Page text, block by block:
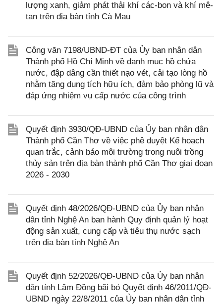
lượng xanh, giảm phát thải khí các-bon và khí mê-
tan trên địa bàn tỉnh Cà Mau
Công văn 7198/UBND-ĐT của Ủy ban nhân dân
Thành phố Hồ Chí Minh về danh mục hồ chứa
nước, đập dâng cần thiết nạo vét, cải tạo lòng hồ
nhằm tăng dung tích hữu ích, đảm bảo phòng lũ và
đáp ứng nhiệm vụ cấp nước của công trình
Quyết định 3930/QĐ-UBND của Ủy ban nhân dân
Thành phố Cần Thơ về việc phê duyệt Kế hoạch
quan trắc, cảnh báo môi trường trong nuôi trồng
thủy sản trên địa bàn thành phố Cần Thơ giai đoạn
2026 - 2030
Quyết định 48/2026/QĐ-UBND của Ủy ban nhân
dân tỉnh Nghệ An ban hành Quy định quản lý hoạt
động sản xuất, cung cấp và tiêu thụ nước sạch
trên địa bàn tỉnh Nghệ An
Quyết định 52/2026/QĐ-UBND của Ủy ban nhân
dân tỉnh Lâm Đồng bãi bỏ Quyết định 46/2011/QĐ-
UBND ngày 22/8/2011 của Ủy ban nhân dân tỉnh